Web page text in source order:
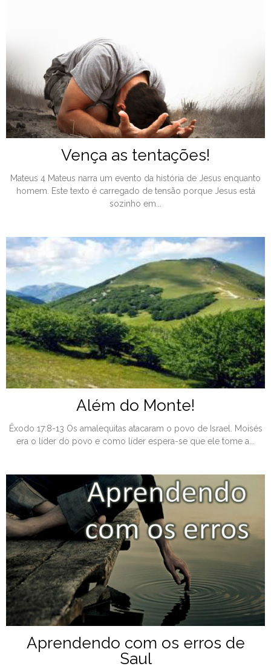
Vença as tentações!
Mateus 4 Mateus narra um evento da história de Jesus enquanto
homem. Este texto é carregado de tensão porque Jesus está
sozinho em...
Além do Monte!
Êxodo 17:8-13 Os amalequitas atacaram o povo de Israel. Moisés
era o líder do povo e como líder espera-se que ele tome a...
Aprendendo com os erros de
Saul